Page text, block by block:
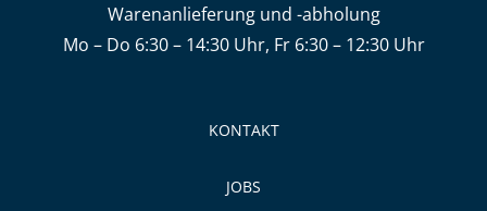
Warenanlieferung und -abholung
Mo – Do 6:30 – 14:30 Uhr, Fr 6:30 – 12:30 Uhr
KONTAKT
JOBS